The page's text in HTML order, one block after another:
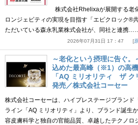
株式会社Rhelixaが展開する老
ロンジェビティの実現を目指す「エピクロック®
ただいている森永乳業株式会社が、同社と連携
2026年07月31日 17：47
～老化という摂理に告ぐ
込めた最高峰（※1）の高
「AQ ミリオリティ ザ ク
発売／株式会社コーセー
株式会社コーセーは、ハイプレステージブランド
ライン「AQ ミリオリティ」より、ブランド誕生
容皮膚科学と独自の官能品質、卓越したテクノ